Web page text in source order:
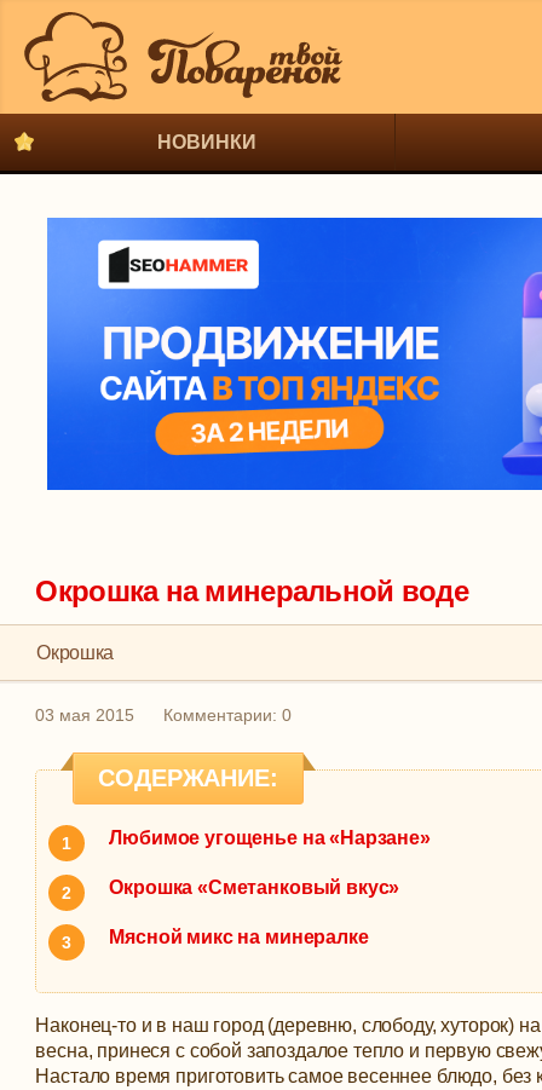
НОВИНКИ
Окрошка на минеральной воде
Окрошка
03 мая 2015 Комментарии: 0
СОДЕРЖАНИЕ:
Любимое угощенье на «Нарзане»
Окрошка «Сметанковый вкус»
Мясной микс на минералке
Наконец-то и в наш город (деревню, слободу, хуторок)
весна, принеся с собой запоздалое тепло и первую
Настало время приготовить самое весеннее блюдо, без